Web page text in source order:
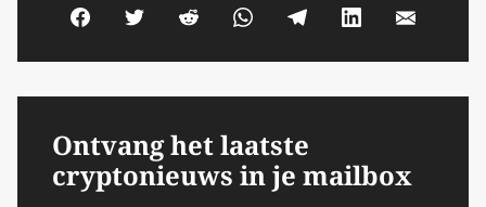
Ontvang het laatste
cryptonieuws in je mailbox